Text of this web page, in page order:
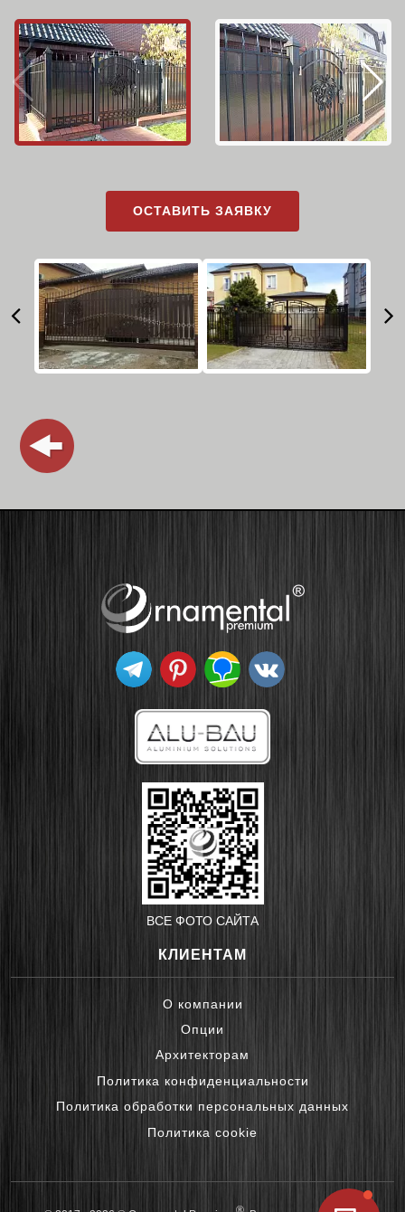
ОСТАВИТЬ ЗАЯВКУ
ВСЕ ФОТО САЙТА
КЛИЕНТАМ
О компании
Опции
Архитекторам
Политика конфиденциальности
Политика обработки персональных данных
Политика cookie